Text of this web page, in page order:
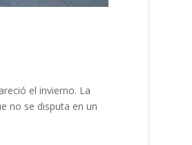
el invierno. La
no se disputa en un